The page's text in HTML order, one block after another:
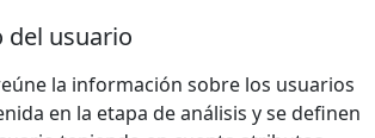
del usuario
la información sobre los usuarios
en la etapa de análisis y se definen